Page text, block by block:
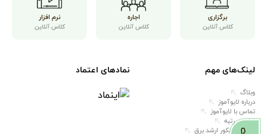
برگزاری
کلاس آنلاین
اجاره
کلاس آنلاین
نرم افزار
کلاس آنلاین
لینک‌های مهم
وبلاگ
درباره لایوآموز
تماس با لایوآموز
تخمین رتبه
مشاوره کنکور ارشد برق
نمادهای اعتماد